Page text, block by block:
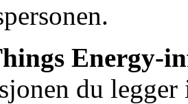
Energy-
du